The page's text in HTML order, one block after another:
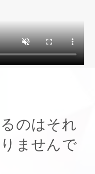
のはそれ
ませんで